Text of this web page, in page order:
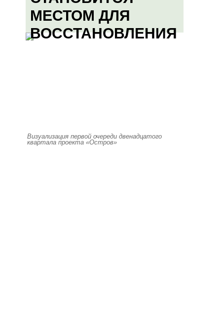
МЕСТОМ ДЛЯ
ВОССТАНОВЛЕНИЯ
Визуализация первой очереди двенадцатого
квартала проекта «Остров»